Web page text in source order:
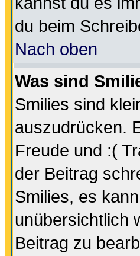
du beim
Nach oben
Was sind
Smilies sind
auszudrücken.
Freude und :(
der Beitrag
Smilies, es
unübersichtlich
Beitrag zu